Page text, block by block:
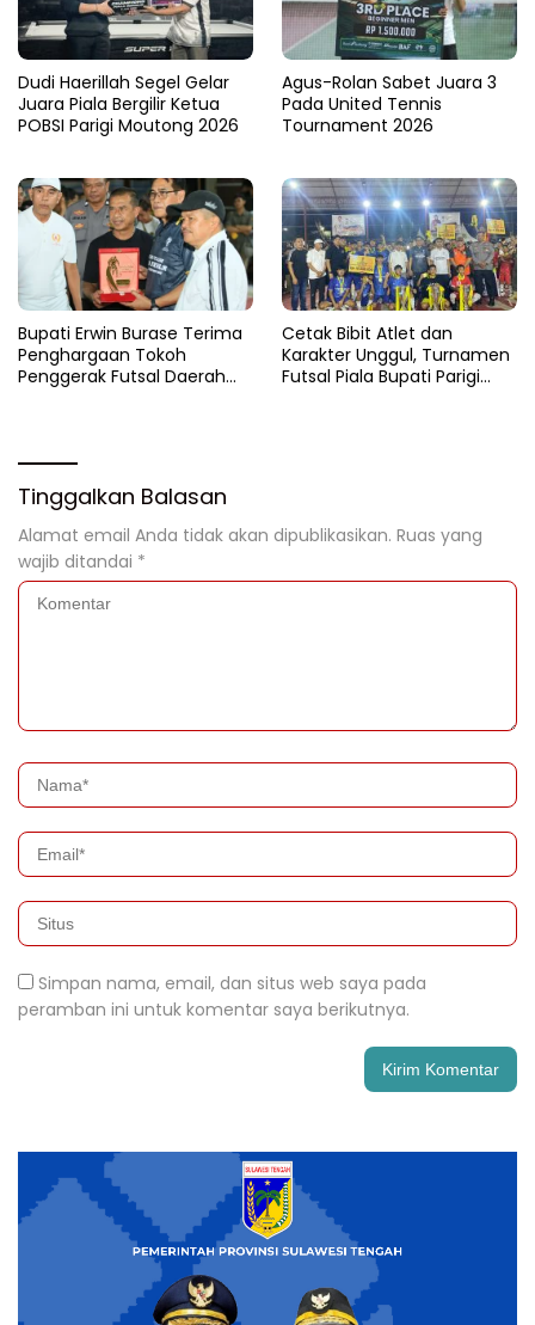
Dudi Haerillah Segel Gelar
Juara Piala Bergilir Ketua
POBSI Parigi Moutong 2026
Agus-Rolan Sabet Juara 3
Pada United Tennis
Tournament 2026
Bupati Erwin Burase Terima
Penghargaan Tokoh
Penggerak Futsal Daerah
Cetak Bibit Atlet dan
Karakter Unggul, Turnamen
Futsal Piala Bupati Parigi
Tinggalkan Balasan
Alamat email Anda tidak akan dipublikasikan. Ruas yang
wajib ditandai *
Simpan nama, email, dan situs web saya pada
peramban ini untuk komentar saya berikutnya.